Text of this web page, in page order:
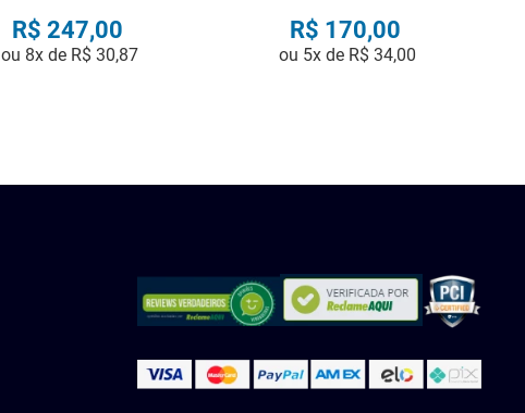
R$ 247,00
ou 8x de R$ 30,87
R$ 170,00
ou 5x de R$ 34,00